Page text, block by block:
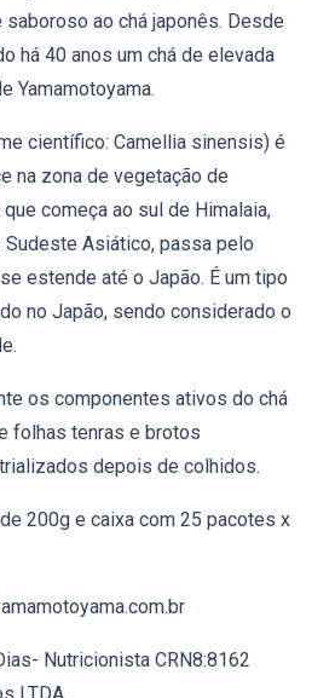
ao chá japonês. Desde
há 40 anos um chá de elevada
Yamamotoyama.
científico: Camellia sinensis) é
na zona de vegetação de
começa ao sul de Himalaia,
Asiático, passa pelo
estende até o Japão. É um tipo
no Japão, sendo considerado o
os componentes ativos do chá
folhas tenras e brotos
depois de colhidos.
200g e caixa com 25 pacotes x
Nutricionista CRN8:8162
LTDA.